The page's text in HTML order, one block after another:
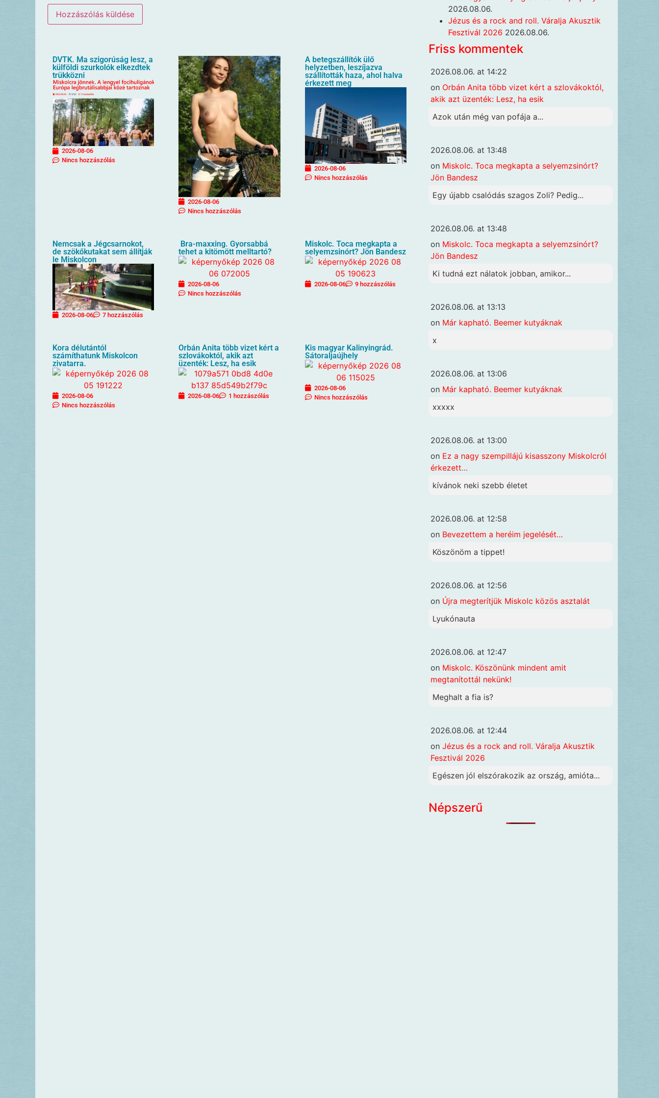
DVTK. Ma szigorúság lesz, a
külföldi szurkolók elkezdtek
trükközni
2026-08-06
Nincs hozzászólás
2026-08-06
Nincs hozzászólás
A betegszállítók ülő
helyzetben, leszíjazva
szállították haza, ahol halva
érkezett meg
2026-08-06
Nincs hozzászólás
Nemcsak a Jégcsarnokot,
de szökőkutakat sem állítják
le Miskolcon
2026-08-06 7 hozzászólás
Bra-maxxing. Gyorsabbá
tehet a kitömött melltartó?
2026-08-06
Nincs hozzászólás
Miskolc. Toca megkapta a
selyemzsinórt? Jön Bandesz
2026-08-06 9 hozzászólás
Kora délutántól
számíthatunk Miskolcon
zivatarra.
2026-08-06
Nincs hozzászólás
Orbán Anita több vizet kért a
szlovákoktól, akik azt
üzenték: Lesz, ha esik
2026-08-06 1 hozzászólás
Kis magyar Kalinyingrád.
Sátoraljaújhely
2026-08-06
Nincs hozzászólás
2026.08.06.
Jézus és a rock and roll. Váralja Akusztik
Fesztivál 2026 2026.08.06.
Friss kommentek
2026.08.06. at 14:22
on Orbán Anita több vizet kért a szlovákoktól,
akik azt üzenték: Lesz, ha esik
Azok után még van pofája a...
2026.08.06. at 13:48
on Miskolc. Toca megkapta a selyemzsinórt?
Jön Bandesz
Egy újabb csalódás szagos Zoli? Pedig...
2026.08.06. at 13:48
on Miskolc. Toca megkapta a selyemzsinórt?
Jön Bandesz
Ki tudná ezt nálatok jobban, amikor...
2026.08.06. at 13:13
on Már kapható. Beemer kutyáknak
x
2026.08.06. at 13:06
on Már kapható. Beemer kutyáknak
xxxxx
2026.08.06. at 13:00
on Ez a nagy szempillájú kisasszony Miskolcról
érkezett…
kívánok neki szebb életet
2026.08.06. at 12:58
on Bevezettem a heréim jegelését…
Köszönöm a tippet!
2026.08.06. at 12:56
on Újra megterítjük Miskolc közös asztalát
Lyukónauta
2026.08.06. at 12:47
on Miskolc. Köszönünk mindent amit
megtanítottál nekünk!
Meghalt a fia is?
2026.08.06. at 12:44
on Jézus és a rock and roll. Váralja Akusztik
Fesztivál 2026
Egészen jól elszórakozik az ország, amióta...
Népszerű